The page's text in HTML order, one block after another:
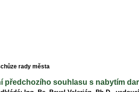
rady města
předchozího souhlasu s nabytím